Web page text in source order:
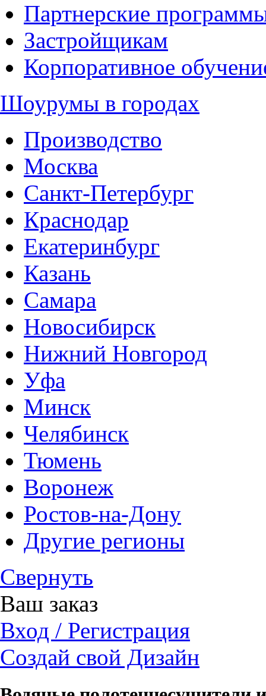
Партнерские
Застройщикам
Корпоративное
Шоурумы в городах
Производство
Москва
Санкт-Петербург
Краснодар
Екатеринбург
Казань
Самара
Новосибирск
Нижний Новгород
Уфа
Минск
Челябинск
Тюмень
Воронеж
Ростов-на-Дону
Другие регионы
Свернуть
Ваш заказ
Вход / Регистрация
Создай свой Дизайн